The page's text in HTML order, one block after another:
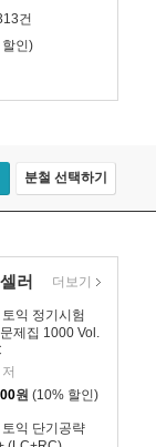
건
인)
분철 선택하기
러
토익 정기시험
제집 1000 Vol.
원 (10% 할인)
토익 단기공략
더보기